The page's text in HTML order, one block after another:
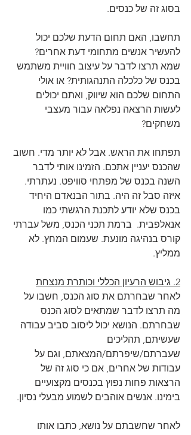
בסוג זה של כנסים.
תחשבו, האם תחום הדעת שלכם יכול
להעשיר אנשים מתחומי דעת אחרים?
שמא תרצו לדבר על עיצוב חוויית משתמש
בכנס של כלכלה התנהגותית? או אולי
התחום שלכם הוא שיווק, ואתם יכולים
לעשות הרצאה נפלאה עבור מעצבי
משחקים?
תפתחו את הראש. אבל לא יותר מדי. חשוב
שהכנס יעניין אתכם. הזמינו אותי לדבר
השנה בכנס של מפתחי סוויפט. נעתרתי.
איזה סבל זה היה. בתור הבנאדם היחיד
בכנס שלא יודע לתכנת הרגשתי כמו
אנאלפבית.  ברמת תכני הכנס, משל עברתי
קורס בנהיגה מונעת. שעמום המחץ. לא
ממליץ.
2. גיבוש הרעיון הכללי וכותרת מנצחת
לאחר שבחרתם את סוג הכנס, חשבו על
מה תרצו לדבר שמתאים לסוג הכנס
שבחרתם. הנושא יכול ליסוב סביב עבודה
שעשיתם, תהליכים
שעברתם/שיפרתם/המצאתם, וגם על
עבודות של אחרים, אם כי סוג זה של
הרצאות פחות נפוץ בכנסים מקצועיים
בימינו. אנשים אוהבים לשמוע מבעלי נסיון.
לאחר שחשבתם על נושא, כתבו אותו